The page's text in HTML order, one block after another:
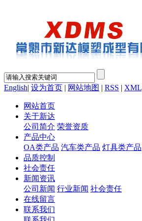
English| 设为首页 | 网站地图 | RSS | XML
网站首页
关于新达
公司简介 荣誉资质
产品中心
OA类产品 汽车类产品 灯具类产品
品质控制
社会责任
新闻资讯
公司新闻 行业新闻 社会责任
在线留言
联系我们